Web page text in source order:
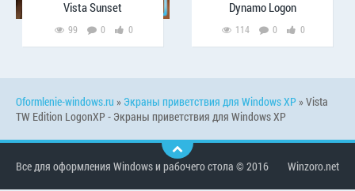
Vista Sunset
99 0 0
Dynamo Logon
114 0 0
Oformlenie-windows.ru » Экраны приветствия для Windows XP » Vista
TW Edition LogonXP - Экраны приветствия для Windows XP
Все для оформления Windows и рабочего стола © 2016 Winzoro.net